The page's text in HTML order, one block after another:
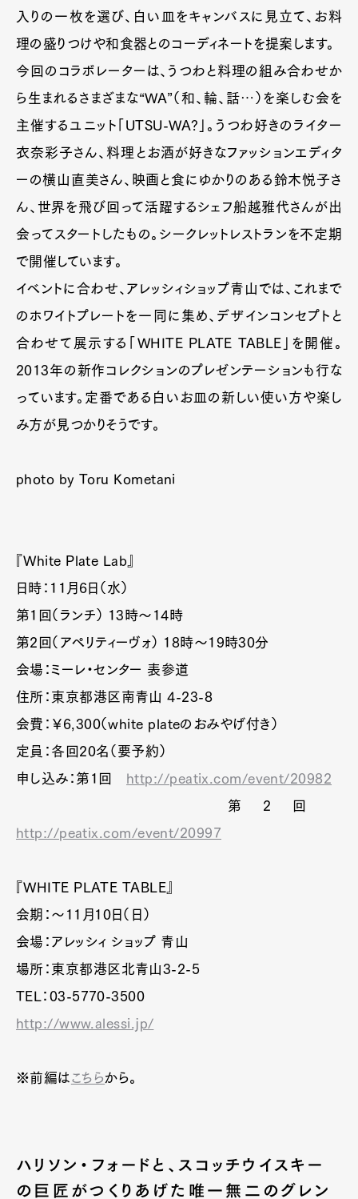
入りの一枚を選び、白い皿をキャンバスに見立て、お料
理の盛りつけや和食器とのコーディネートを提案します。
今回のコラボレーターは、うつわと料理の組み合わせか
ら生まれるさまざまな“WA”（和、輪、話…）を楽しむ会を
主催するユニット「UTSU-WA?」。うつわ好きのライター
衣奈彩子さん、料理とお酒が好きなファッションエディタ
ーの横山直美さん、映画と食にゆかりのある鈴木悦子さ
ん、世界を飛び回って活躍するシェフ船越雅代さんが出
会ってスタートしたもの。シークレットレストランを不定期
で開催しています。
イベントに合わせ、アレッシィショップ青山では、これまで
のホワイトプレートを一同に集め、デザインコンセプトと
合わせて展示する「WHITE PLATE TABLE」を開催。
2013年の新作コレクションのプレゼンテーションも行な
っています。定番である白いお皿の新しい使い方や楽し
み方が見つかりそうです。
photo by Toru Kometani
『White Plate Lab』
日時：11月6日（水）
第1回（ランチ） 13時～14時
第2回（アペリティーヴォ） 18時～19時30分
会場：ミーレ・センター 表参道
住所：東京都港区南青山 4-23-8
会費：￥6,300（white plateのおみやげ付き）
定員：各回20名（要予約）
申し込み：第1回 http://peatix.com/event/20982
第2回
http://peatix.com/event/20997
『WHITE PLATE TABLE』
会期：～11月10日（日）
会場：アレッシィ ショップ 青山
場所：東京都港区北青山3-2-5
TEL：03-5770-3500
http://www.alessi.jp/
※前編は こちらから。
ハリソン・フォードと、スコッチウイスキー
の巨匠がつくりあげた唯一無二のグレン